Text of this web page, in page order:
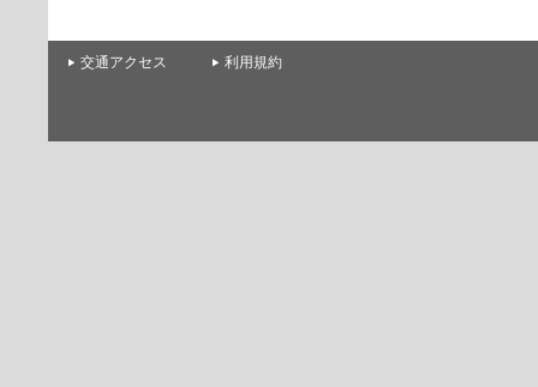
交通アクセス 利用規約